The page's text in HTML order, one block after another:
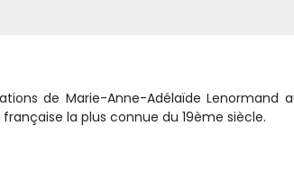
de Marie-Anne-Adélaïde Lenormand
la plus connue du 19ème siècle.